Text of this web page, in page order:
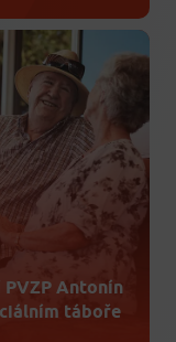
Antonín
táboře